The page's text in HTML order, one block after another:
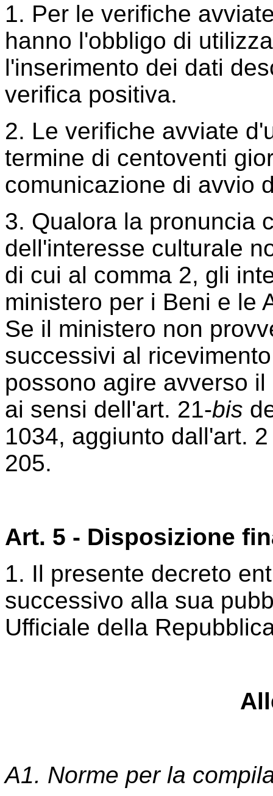
1. Per le verifiche
hanno l'obbligo di
l'inserimento dei dati
verifica positiva.
2. Le verifiche avviate
termine di centoventi
comunicazione di avvio
3. Qualora la pronuncia
dell'interesse culturale
di cui al comma 2, gli
ministero per i Beni e le
Se il ministero non
successivi al
possono agire avverso
ai sensi dell'art. 21-bis
1034, aggiunto dall'art.
205.
Art. 5 - Disposizione
1. Il presente decreto
successivo alla sua
Ufficiale della
A1. Norme per la